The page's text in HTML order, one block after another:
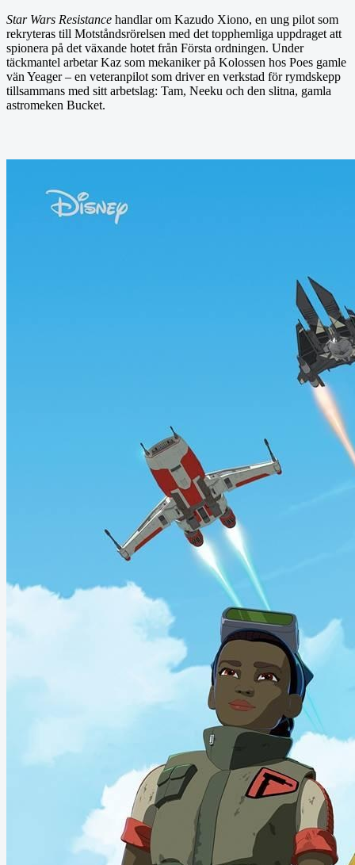
Star Wars Resistance handlar om Kazudo Xiono, en ung pilot som
rekryteras till Motståndsrörelsen med det topphemliga uppdraget att
spionera på det växande hotet från Första ordningen. Under
täckmantel arbetar Kaz som mekaniker på Kolossen hos Poes gamle
vän Yeager – en veteranpilot som driver en verkstad för rymdskepp
tillsammans med sitt arbetslag: Tam, Neeku och den slitna, gamla
astromeken Bucket.